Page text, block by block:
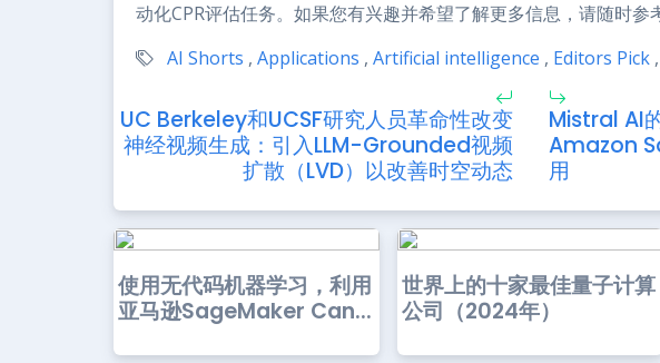
动化CPR评估任务。如果您有兴趣并希望了解更多信息，请随时参
AI Shorts , Applications , Artificial intelligence , Editors Pick ,
UC Berkeley和UCSF研究人员革命性改变
神经视频生成：引入LLM-Grounded视频
扩散（LVD）以改善时空动态
Mistral AI
Amazon
用
使用无代码机器学习，利用
亚马逊SageMaker Can...
世界上的十家最佳量子计算
公司（2024年）